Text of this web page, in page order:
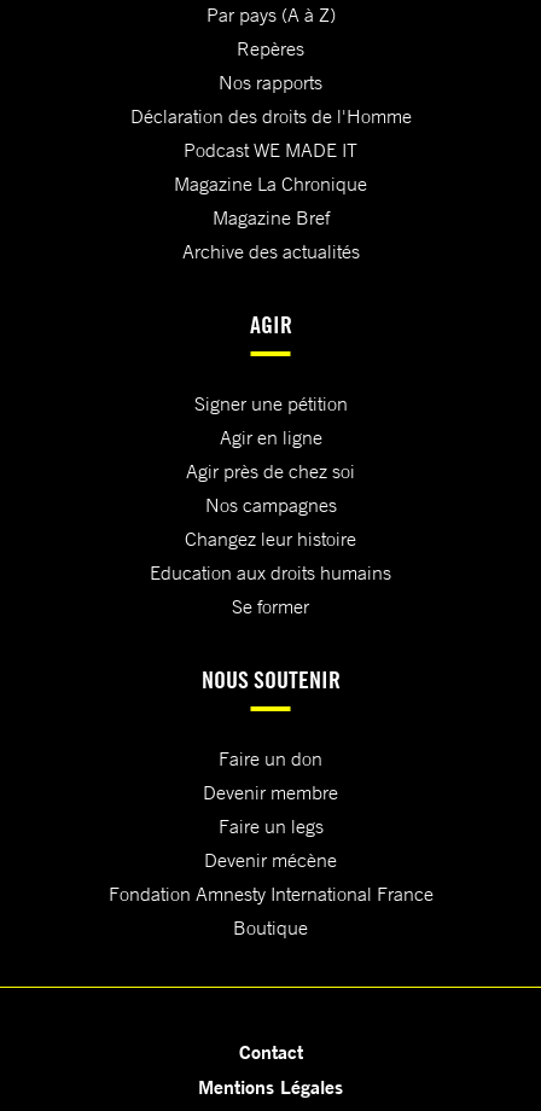
Par pays (A à Z)
Repères
Nos rapports
Déclaration des droits de l'Homme
Podcast WE MADE IT
Magazine La Chronique
Magazine Bref
Archive des actualités
AGIR
Signer une pétition
Agir en ligne
Agir près de chez soi
Nos campagnes
Changez leur histoire
Education aux droits humains
Se former
NOUS SOUTENIR
Faire un don
Devenir membre
Faire un legs
Devenir mécène
Fondation Amnesty International France
Boutique
Contact
Mentions Légales